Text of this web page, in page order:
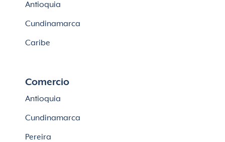
Antioquia
Cundinamarca
Caribe
Comercio
Antioquia
Cundinamarca
Pereira